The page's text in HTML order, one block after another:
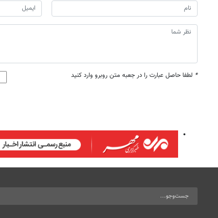
* لطفا حاصل عبارت را در جعبه متن روبرو وارد کنید